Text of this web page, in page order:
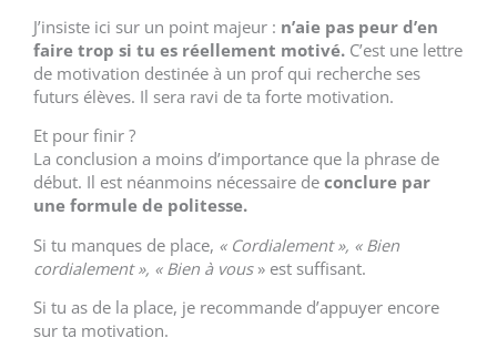
J’insiste ici sur un point majeur : n’aie pas peur d’en
faire trop si tu es réellement motivé. C’est une lettre
de motivation destinée à un prof qui recherche ses
futurs élèves. Il sera ravi de ta forte motivation.
Et pour finir ?
La conclusion a moins d’importance que la phrase de
début. Il est néanmoins nécessaire de conclure par
une formule de politesse.
Si tu manques de place, « Cordialement », « Bien
cordialement », « Bien à vous» est suffisant.
Si tu as de la place, je recommande d’appuyer encore
sur ta motivation.